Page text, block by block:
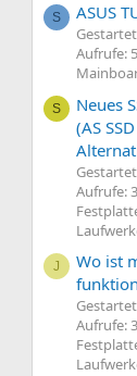
S ASUS
Aufrufe:
S
Neues
(AS
Aufrufe:
J
Wo ist
Aufrufe: